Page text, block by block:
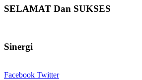
SELAMAT Dan SUKSES
Sinergi
Facebook Twitter